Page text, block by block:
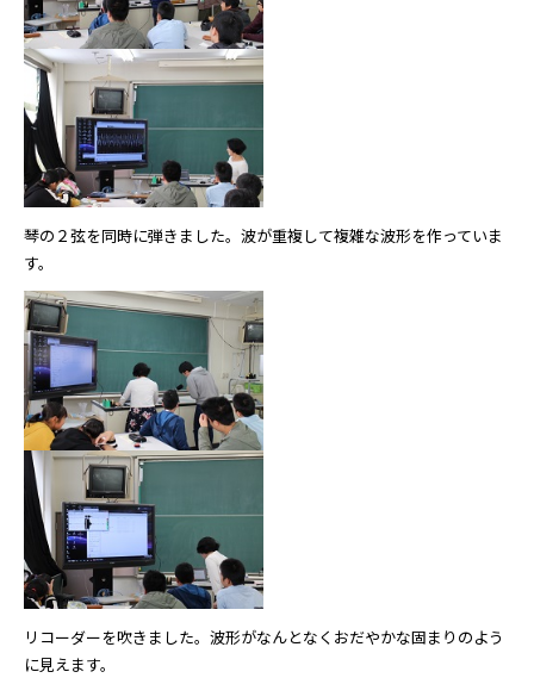
琴の２弦を同時に弾きました。波が重複して複雑な波形を作っていま
す。
リコーダーを吹きました。波形がなんとなくおだやかな固まりのよう
に見えます。